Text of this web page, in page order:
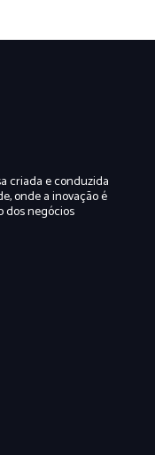
criada e conduzida
onde a inovação é
dos negócios